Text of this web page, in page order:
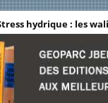
hydrique : les